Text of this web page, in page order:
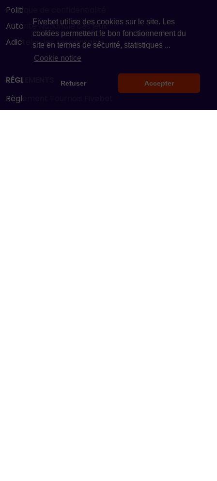
Fivebet utilise des cookies sur le site. Les
cookies permettent le bon fonctionnement du
site en termes de sécurité, statistiques ...
Cookie notice
Refuser Accepter
Politique de confidentialité
Autorité Nationale des jeux
Adictel – Jeu responsable
RÉGLEMENTS
Règlement Tournois Fivebet